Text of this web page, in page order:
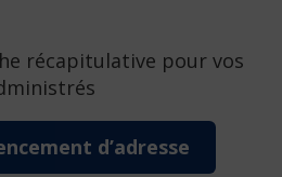
récapitulative pour vos
d’adresse